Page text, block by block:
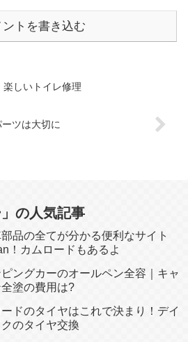
ントを書き込む
楽しいトイレ修理
ツは大切に
」の人気記事
品の全てが分かる便利なサイト
！カムロードもあるよ
ングカーのオールペン全容｜キャ
塗の費用は?
ドのタイヤはこれで決まり！デイ
のタイヤ交換